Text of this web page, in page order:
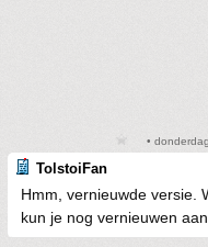
•
TolstoiFan
Hmm, vernieuwde versie.
kun je nog vernieuwen